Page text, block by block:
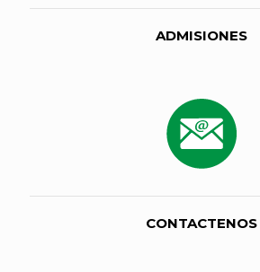
ADMISIONES
CONTACTENOS